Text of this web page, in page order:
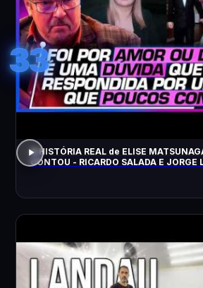
33
A HISTÓRIA REAL de ELISE
CONTOU - RICARDO SALADA E JORGE